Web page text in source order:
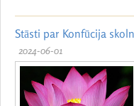
Stāsti par Konfūcija
2024-06-01